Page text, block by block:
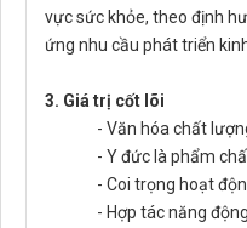
vực sức khỏe, theo định
ứng nhu cầu phát triển
3. Giá trị cốt lõi
- Văn hóa chất
- Y đức là phẩm
- Coi trọng hoạt
- Hợp tác năng